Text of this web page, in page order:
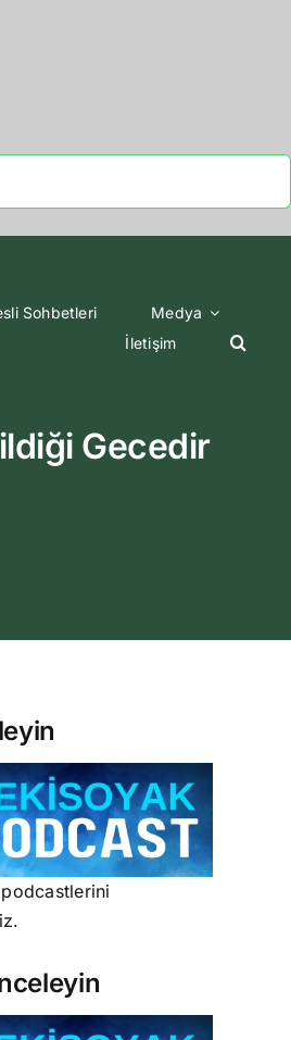
Sohbetleri
Medya
İletişim
Gecedir
podcastlerini